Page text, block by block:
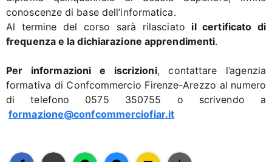
conoscenze di base dell’informatica.
Al termine del corso sarà rilasciato il certificato di
frequenza e la dichiarazione apprendimenti.
Per informazioni e iscrizioni, contattare l’agenzia
formativa di Confcommercio Firenze-Arezzo al numero
di telefono 0575 350755 o scrivendo a
formazione@confcommerciofiar.it